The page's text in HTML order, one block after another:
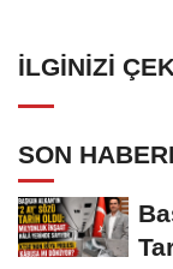
İLGINIZI
SON